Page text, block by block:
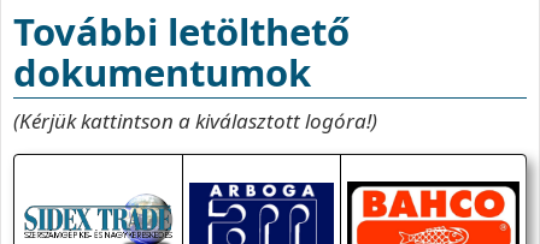
További letölthető
dokumentumok
(Kérjük kattintson a kiválasztott logóra!)